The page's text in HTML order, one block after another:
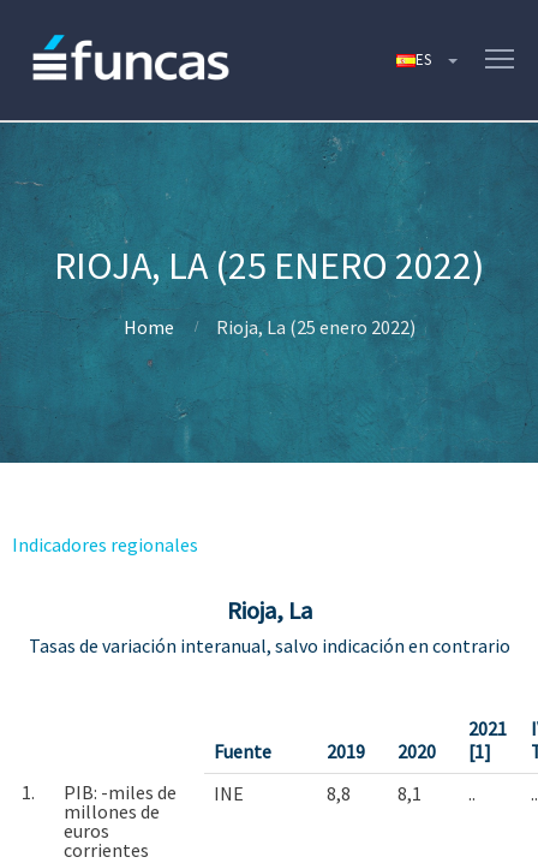
RIOJA, LA (25 ENERO 2022)
Home Rioja, La (25 enero 2022)
Indicadores regionales
Rioja, La
Tasas de variación interanual, salvo indicación en contrario
Fuente 2019 2020
2021
[1]
1.
PIB: -miles de
millones de
euros
corrientes
INE 8,8 8,1 .. ..